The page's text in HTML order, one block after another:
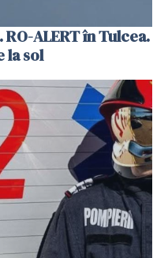
ALERT în Tulcea.
la sol